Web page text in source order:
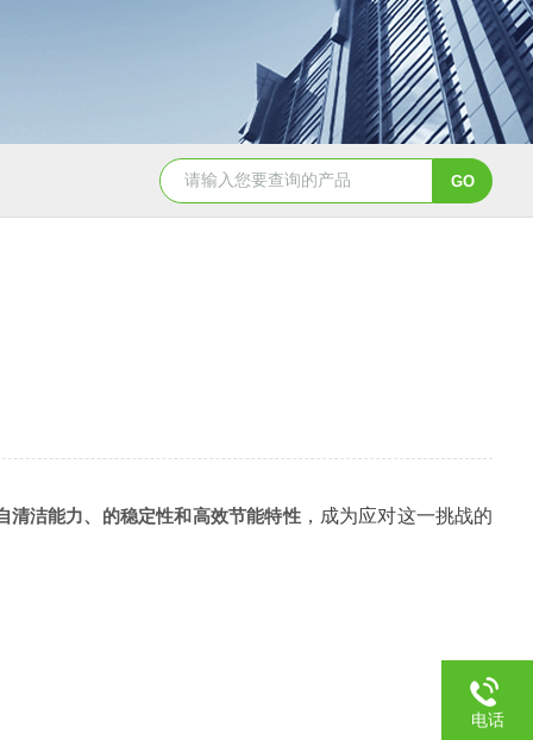
本进口sumitomo住友化学*氧化铝粉 AA-07工业级精品
清洁能力、的稳定性和高效节能特性，成为应对这一挑战的
电话